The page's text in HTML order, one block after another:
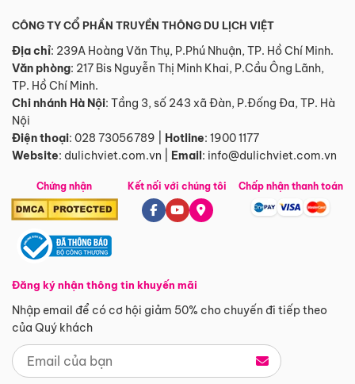
CÔNG TY CỔ PHẦN TRUYỀN THÔNG DU LỊCH VIỆT
Địa chỉ: 239A Hoàng Văn Thụ, P.Phú Nhuận, TP. Hồ Chí Minh.
Văn phòng: 217 Bis Nguyễn Thị Minh Khai, P.Cầu Ông Lãnh,
TP. Hồ Chí Minh.
Chi nhánh Hà Nội: Tầng 3, số 243 xã Đàn, P.Đống Đa, TP. Hà
Nội
Điện thoại: 028 73056789 Hotline: 1900 1177
Website: dulichviet.com.vn Email: info@dulichviet.com.vn
Chứng nhận
Đăng ký nhận thông tin khuyến mãi
Nhập email để có cơ hội giảm 50% cho chuyến đi tiếp theo
của Quý khách
Kết nối với chúng tôi Chấp nhận thanh toán